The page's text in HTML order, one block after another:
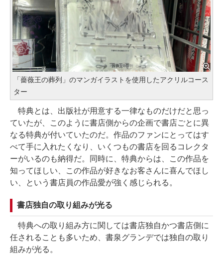
「薔薇王の葬列」のマンガイラストを使用したアクリルコース
ター
特典とは、出版社が用意する一律なものだけだと思っ
ていたが、このように書店側からの企画で書店ごとに異
なる特典が付いていたのだ。作品のファンにとってはす
べて手に入れたくなり、いくつもの書店を回るコレクタ
ーがいるのも納得だ。同時に、特典からは、この作品を
知ってほしい、この作品が好きなお客さんに喜んでほし
い、という書店員の作品愛が強く感じられる。
書店独自の取り組みが光る
特典への取り組み方に関しては書店独自かつ書店側に
任されることも多いため、書泉グランデでは独自の取り
組みが光る。